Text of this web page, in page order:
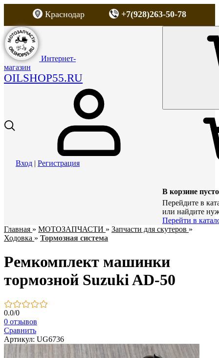
Краснодар +7(928)263-50-78
Интернет-
магазин
OILSHOP55.RU
Вход | Регистрация
В корзине пусто
Перейдите в
или найдите
Перейти в
Главная » МОТОЗАПЧАСТИ » Запчасти для скутеров »
Ходовка » Тормозная система
Ремкомплект машинки
тормозной Suzuki AD-50
0.0/0
0 отзывов
Сравнить
Артикул: UG6736